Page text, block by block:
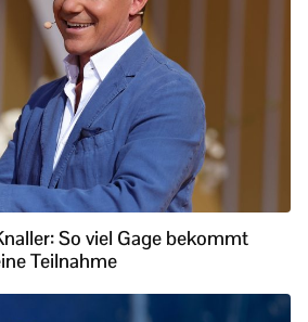
So viel Gage bekommt
Teilnahme